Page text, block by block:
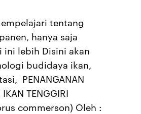
tentang
hanya saja
lebih Disini akan
budidaya ikan,
PENANGANAN
TENGGIRI
commerson) Oleh :